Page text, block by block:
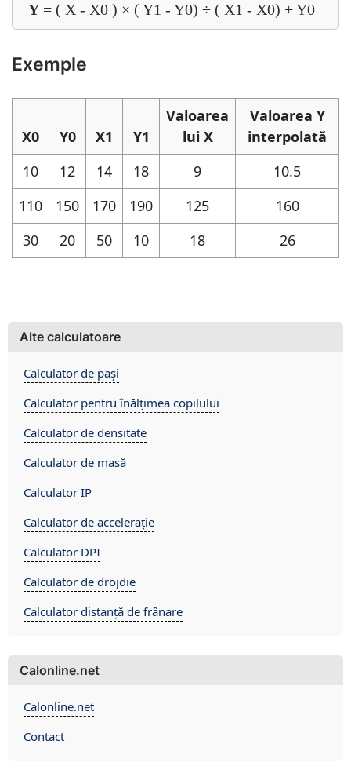
Y = ( X - X0 ) × ( Y1 - Y0) ÷ ( X1 - X0) + Y0
Exemple
X0 Y0 X1 Y1
Valoarea
lui X
Valoarea Y
interpolată
10
12 14 18 9
10.5
110
150 170 190 125
160
30
20 50 10 18 26
Alte calculatoare
Calculator de pași
Calculator pentru înălțimea copilului
Calculator de densitate
Calculator de masă
Calculator IP
Calculator de accelerație
Calculator DPI
Calculator de drojdie
Calculator distanță de frânare
Calonline.net
Calonline.net
Contact